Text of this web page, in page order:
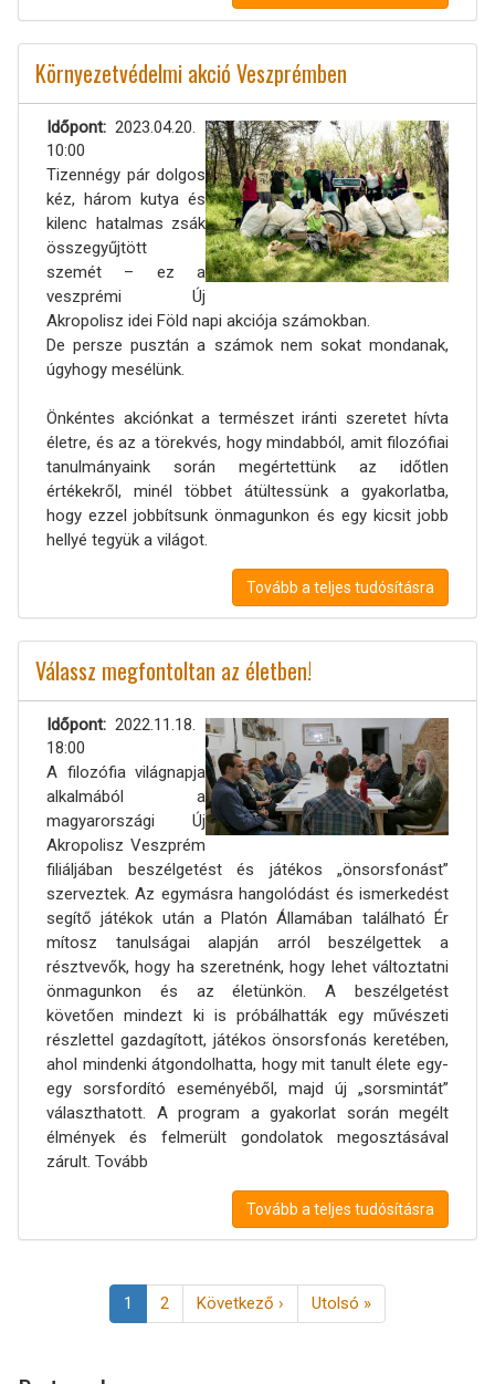
Környezetvédelmi akció Veszprémben
Időpont
2023.04.20.
10:00
Tizennégy pár dolgos
kéz, három kutya és
kilenc hatalmas zsák
összegyűjtött
szemét – ez a
veszprémi Új
Akropolisz idei Föld napi akciója számokban.
De persze pusztán a számok nem sokat mondanak,
úgyhogy mesélünk.
Önkéntes akciónkat a természet iránti szeretet hívta
életre, és az a törekvés, hogy mindabból, amit filozófiai
tanulmányaink során megértettünk az időtlen
értékekről, minél többet átültessünk a gyakorlatba,
hogy ezzel jobbítsunk önmagunkon és egy kicsit jobb
hellyé tegyük a világot.
Tovább a teljes tudósításra
Válassz megfontoltan az életben!
Időpont
2022.11.18.
18:00
A filozófia világnapja
alkalmából a
magyarországi Új
Akropolisz Veszprém
filiáljában beszélgetést és játékos „önsorsfonást”
szerveztek. Az egymásra hangolódást és ismerkedést
segítő játékok után a Platón Államában található Ér
mítosz tanulságai alapján arról beszélgettek a
résztvevők, hogy ha szeretnénk, hogy lehet változtatni
önmagunkon és az életünkön. A beszélgetést
követően mindezt ki is próbálhatták egy művészeti
részlettel gazdagított, játékos önsorsfonás keretében,
ahol mindenki átgondolhatta, hogy mit tanult élete egy-
egy sorsfordító eseményéből, majd új „sorsmintát”
választhatott. A program a gyakorlat során megélt
élmények és felmerült gondolatok megosztásával
zárult. Tovább
Tovább a teljes tudósításra
Oldalszámozás
Jelenlegi
oldal
1 Page
2
Következő
oldal
Következő ›
Utolsó
oldal
Utolsó »